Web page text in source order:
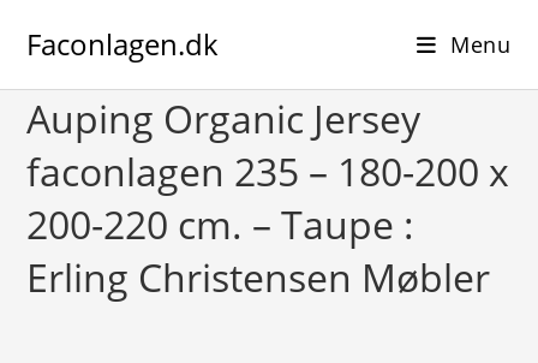
Faconlagen.dk Menu
Auping Organic Jersey
faconlagen 235 – 180-200 x
200-220 cm. – Taupe :
Erling Christensen Møbler